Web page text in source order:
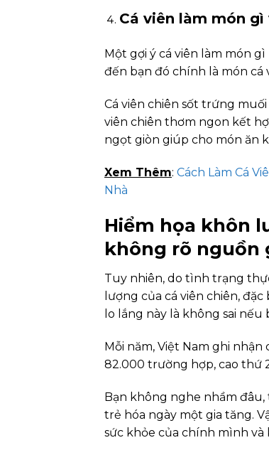
Cá viên làm món
Một gợi ý cá viên làm món
đến bạn đó chính là món cá
Cá viên chiên sốt trứng
viên chiên thơm ngon kết
ngọt giòn giúp cho món ăn
Xem Thêm: Cách Làm Cá
Nhà
Hiểm họa khôn
không rõ nguồn
Tuy nhiên, do tình trạng
lượng của cá viên chiên,
lo lắng này là không sai
Mỗi năm, Việt Nam ghi
82.000 trường hợp, cao thứ
Bạn không nghe nhầm
trẻ hóa ngày một gia tăng.
sức khỏe của chính mình